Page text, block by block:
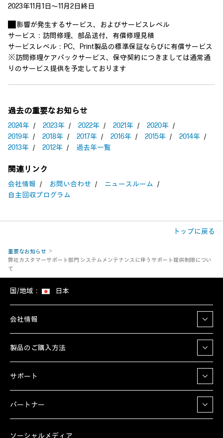
2023年11月1日～11月2日終日
■ 影響が発生するサービス、およびサービスレベル
サービス：訪問修理、部品送付、有償修理見積
サービスレベル：PC、Print製品の標準保証ならびに有償サービス
※訪問修理ケアパックサービス、保守契約につきましては通常通
りのサービス提供を予定しております
過去の重要なお知らせ
2024年 ／ 2023年 ／ 2022年 ／ 2021年 ／ 2020年 ／
2019年 ／ 2018年 ／ 2017年 ／ 2016年 ／ 2015年 ／ 2014年 ／
2013年 ／ 2012年 ／ 過去年一覧
関連リンク
会社情報 ／ お問い合わせ ／ ニュースルーム ／
自主回収プログラム
トップに戻る
重要なお知らせ
弊社カスタマーサポート部門 システムメンテナンスに伴うサポート提供制限につい
て
国/地域： 日本
会社情報
製品のご購入方法
サポート
パートナー
ソーシャルメディア